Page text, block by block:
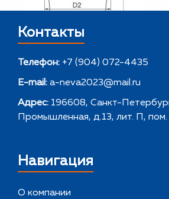
Контакты
Телефон: +7 (904) 072-4435
E-mail: a-neva2023@mail.ru
Адрес: 196608, Санкт-
Промышленная, д.13, лит. П, пом.
Навигация
О компании